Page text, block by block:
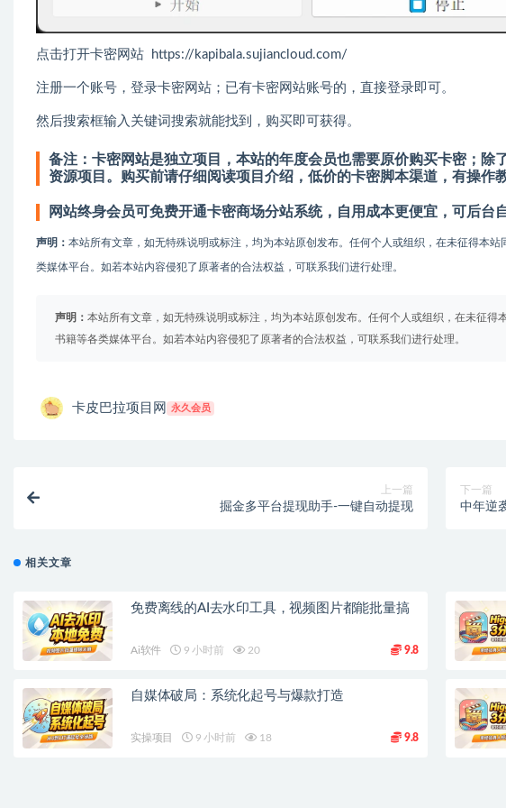
点击打开卡密网站 https://kapibala.sujiancloud.com/
注册一个账号，登录卡密网站；已有卡密网站账号的，直接登录即可。
然后搜索框输入关键词搜索就能找到，购买即可获得。
备注：卡密网站是独立项目，本站的年度会员也需要原价购买卡密；
资源项目。 购买前请仔细阅读项目介绍，低价的卡密脚本渠道，有操作
网站终身会员可免费开通卡密商场分站系统，自用成本更便宜，可后台
声明： 本站所有文章，如无特殊说明或标注，均为本站原创发布。任何个人或组织，在未征得本
类媒体平台。如若本站内容侵犯了原著者的合法权益，可联系我们进行处理。
声明： 本站所有文章，如无特殊说明或标注，均为本站原创发布。任何个人或组织，在未征得
书籍等各类媒体平台。如若本站内容侵犯了原著者的合法权益，可联系我们进行处理。
卡皮巴拉项目网 永久会员
上一篇
掘金多平台提现助手-一键自动提现
下一篇
中年逆
相关文章
免费离线的AI去水印工具，视频图片都能批量搞
Ai软件 9 小时前 20 9.8
自媒体破局：系统化起号与爆款打造
实操项目 9 小时前 18 9.8